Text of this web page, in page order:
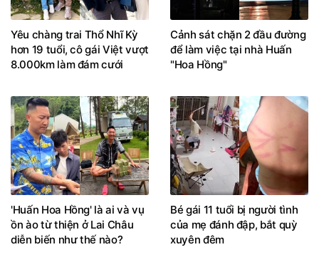
Yêu chàng trai Thổ Nhĩ Kỳ
hơn 19 tuổi, cô gái Việt vượt
8.000km làm đám cưới
Cảnh sát chặn 2 đầu đường
để làm việc tại nhà Huấn
"Hoa Hồng"
'Huấn Hoa Hồng' là ai và vụ
ồn ào từ thiện ở Lai Châu
diễn biến như thế nào?
Bé gái 11 tuổi bị người tình
của mẹ đánh đập, bắt quỳ
xuyên đêm